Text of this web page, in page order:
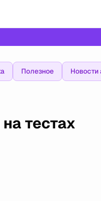
Полезное Новости
тестах